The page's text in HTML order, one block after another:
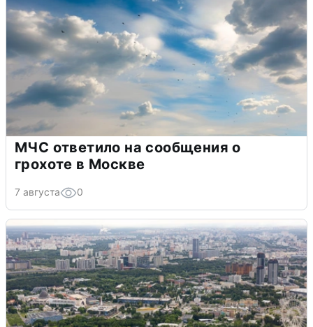
МЧС ответило на сообщения о
грохоте в Москве
7 августа 0